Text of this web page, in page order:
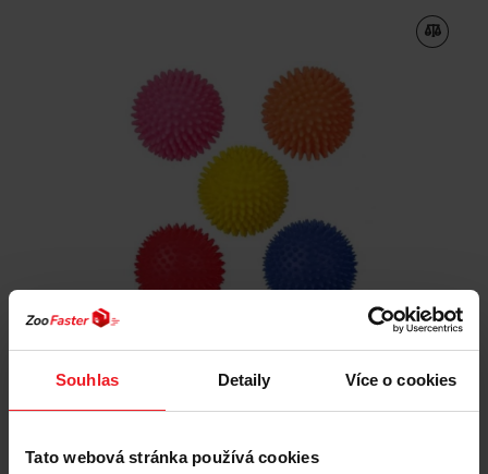
Souhlas Detaily Více o cookies
Tato webová stránka používá cookies
TRIXIE 3414